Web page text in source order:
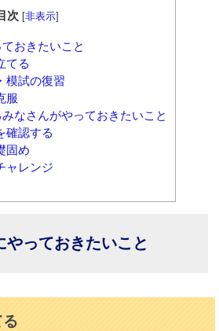
次 [非表示]
おきたいこと
てる
試の復習
服
なさんがやっておきたいこと
確認する
固め
レンジ
やっておきたいこと